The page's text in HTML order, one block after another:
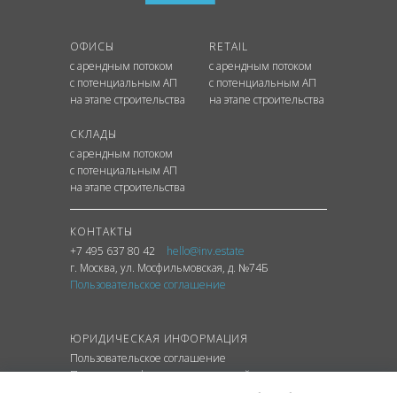
ОФИСЫ
с арендным потоком
с потенциальным АП
на этапе строительства
RETAIL
с арендным потоком
с потенциальным АП
на этапе строительства
СКЛАДЫ
с арендным потоком
с потенциальным АП
на этапе строительства
КОНТАКТЫ
+7 495 637 80 42
hello@inv.estate
г. Москва, ул. Мосфильмовская, д. №74Б
Пользовательское соглашение
ЮРИДИЧЕСКАЯ ИНФОРМАЦИЯ
Пользовательское соглашение
Политика конфиденциальности сайта